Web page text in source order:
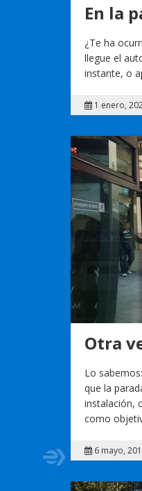
En la
¿Te ha
llegue el
instante, o
1 enero,
Otra
Lo
que la
instalación,
como
6 mayo,